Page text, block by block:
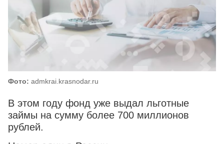
Фото: admkrai.krasnodar.ru
В этом году фонд уже выдал льготные
займы на сумму более 700 миллионов
рублей.